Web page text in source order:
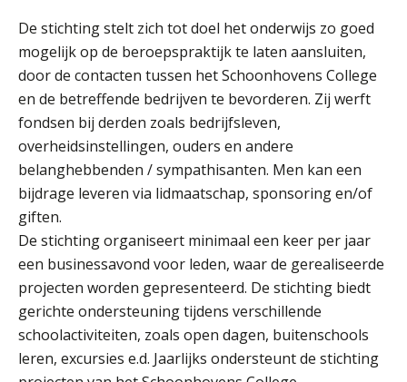
Projectklassen vmbo-tl, havo, vwo en tweetalig
vwo
Zoek de uitdaging
Welke opleidingen bieden we aan?
Taal en rekenen
Dyslexie
Wereldburgerschap
NIEUWS
VACATURES EN STAGEPLEKKEN
WELKOM
De stichting stelt zich tot doel het onderwijs zo goed
mogelijk op de beroepspraktijk te laten aansluiten,
door de contacten tussen het Schoonhovens College
en de betreffende bedrijven te bevorderen. Zij werft
fondsen bij derden zoals bedrijfsleven,
overheidsinstellingen, ouders en andere
belanghebbenden / sympathisanten. Men kan een
bijdrage leveren via lidmaatschap, sponsoring en/of
giften.
De stichting organiseert minimaal een keer per jaar
een businessavond voor leden, waar de gerealiseerde
projecten worden gepresenteerd. De stichting biedt
gerichte ondersteuning tijdens verschillende
schoolactiviteiten, zoals open dagen, buitenschools
leren, excursies e.d. Jaarlijks ondersteunt de stichting